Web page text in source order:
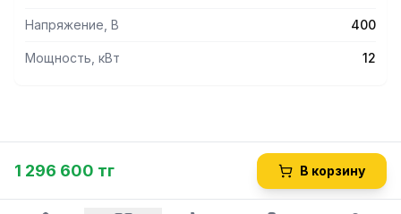
Напряжение, В 400
Мощность, кВт 12
1 296 600 тг В корзину